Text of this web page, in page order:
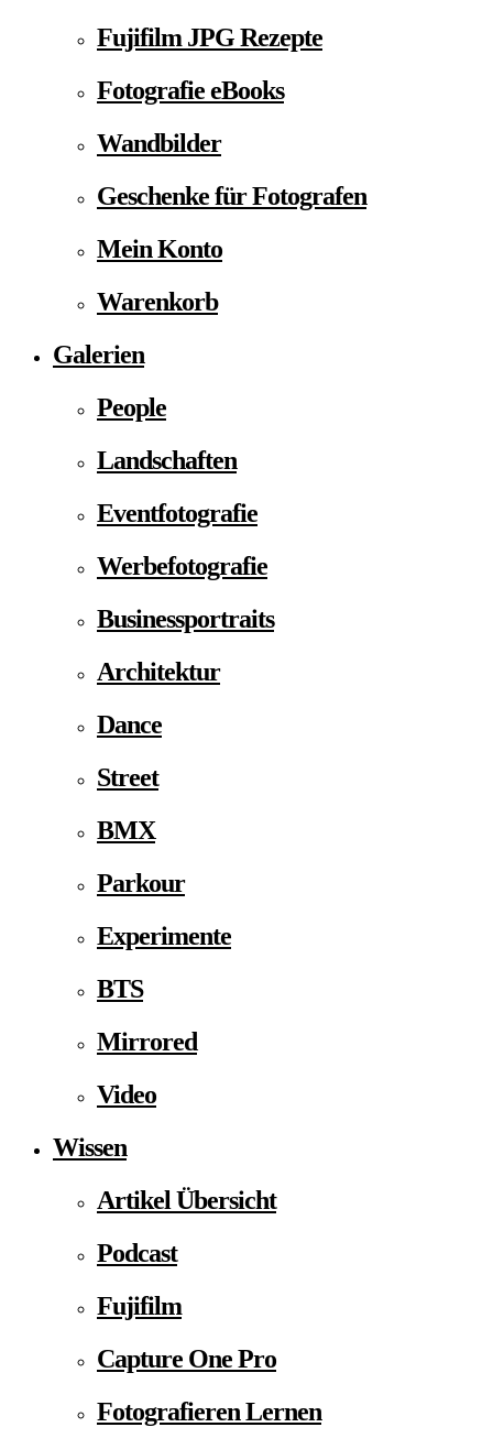
Fujifilm JPG Rezepte
Fotografie eBooks
Wandbilder
Geschenke für Fotografen
Mein Konto
Warenkorb
Galerien
People
Landschaften
Eventfotografie
Werbefotografie
Businessportraits
Architektur
Dance
Street
BMX
Parkour
Experimente
BTS
Mirrored
Video
Wissen
Artikel Übersicht
Podcast
Fujifilm
Capture One Pro
Fotografieren Lernen